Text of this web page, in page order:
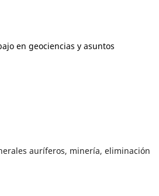
en geociencias y asuntos
auríferos, minería, eliminación